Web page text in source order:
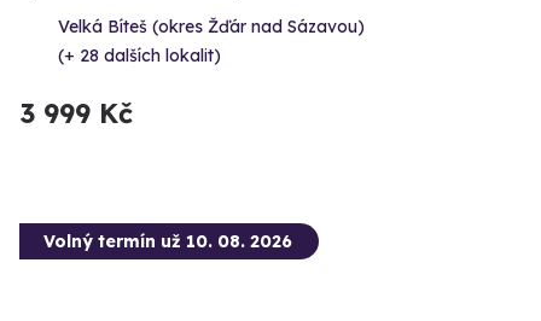
Velká Bíteš (okres Žďár nad Sázavou)
(+ 28 dalších lokalit)
3 999 Kč
Volný termín už 10. 08. 2026